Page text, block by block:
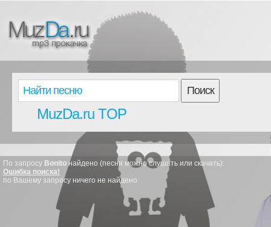
Поиск
MuzDa.ru TOP
По запросу Bonito найдено (песни можно слушать или скачать):
Ошибка поиска!
по Вашему запросу ничего не найдено